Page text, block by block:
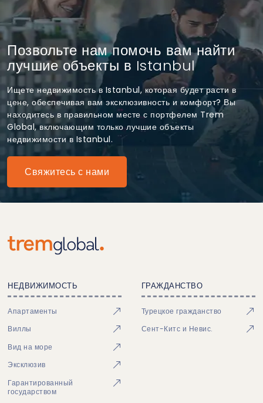
Позвольте нам помочь вам найти
лучшие объекты в Istanbul
Ищете недвижимость в Istanbul, которая будет расти в
цене, обеспечивая вам эксклюзивность и комфорт? Вы
находитесь в правильном месте с портфелем Trem
Global, включающим только лучшие объекты
недвижимости в Istanbul.
Свяжитесь с нами
НЕДВИЖИМОСТЬ
Апартаменты
Виллы
Вид на море
Эксклюзив
Гарантированный
государством
ГРАЖДАНСТВО
Турецкое гражданство
Сент-Китс и Невис.